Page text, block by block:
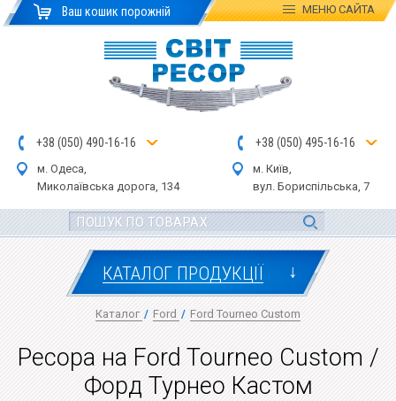
Ваш кошик порожній МЕНЮСАЙТА
+38 (050) 490-16-16
м. Одеса,
Миколаївська дорога, 134
+38 (050) 495-16-16
м. Київ,
вул. Бориспільська, 7
КАТАЛОГ ПРОДУКЦІЇ ↓
Каталог / Ford / Ford Tourneo Custom
Ресора на Ford Tourneo Custom /
Форд Турнео Кастом